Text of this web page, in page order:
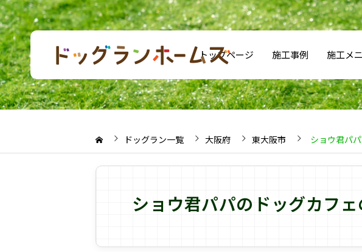
トップページ 施工事例 施工メ
ドッグラン一覧 大阪府 東大阪市 ショウ君パ
ショウ君パパのドッグカフ